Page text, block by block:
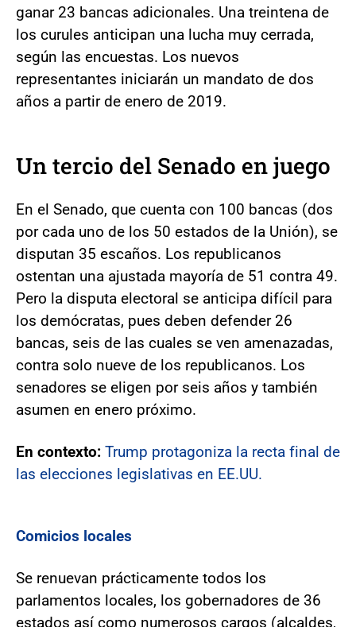
ganar 23 bancas adicionales. Una treintena de
los curules anticipan una lucha muy cerrada,
según las encuestas. Los nuevos
representantes iniciarán un mandato de dos
años a partir de enero de 2019.
Un tercio del Senado en juego
En el Senado, que cuenta con 100 bancas (dos
por cada uno de los 50 estados de la Unión), se
disputan 35 escaños. Los republicanos
ostentan una ajustada mayoría de 51 contra 49.
Pero la disputa electoral se anticipa difícil para
los demócratas, pues deben defender 26
bancas, seis de las cuales se ven amenazadas,
contra solo nueve de los republicanos. Los
senadores se eligen por seis años y también
asumen en enero próximo.
En contexto: Trump protagoniza la recta final de
las elecciones legislativas en EE.UU.
Comicios locales
Se renuevan prácticamente todos los
parlamentos locales, los gobernadores de 36
estados así como numerosos cargos (alcaldes,